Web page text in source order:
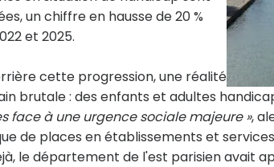
un chiffre en hausse de 20 %
et 2025.
cette progression, une réalité
brutale : des enfants et adultes
face à une urgence sociale majeure »,
de places en établissements et
le département de l'est parisien avait